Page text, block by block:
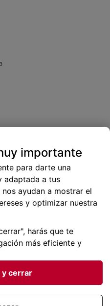
de datos | Política
importante
para darte una
adaptada a tus
ayudan a mostrar el
y optimizar nuestra
harás que te
más eficiente y
cerrar